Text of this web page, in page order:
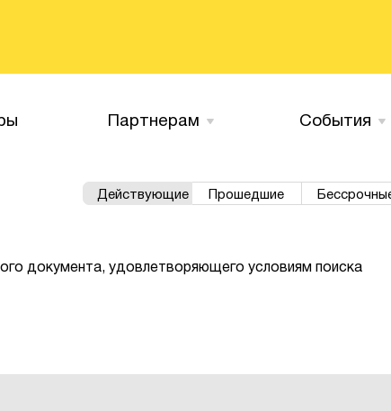
Партнерам События
Действующие Прошедшие
документа, удовлетворяющего условиям поиска